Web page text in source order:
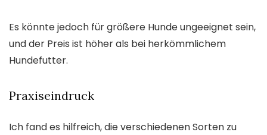
Es könnte jedoch für größere Hunde ungeeignet sein,
und der Preis ist höher als bei herkömmlichem
Hundefutter.
Praxiseindruck
Ich fand es hilfreich, die verschiedenen Sorten zu